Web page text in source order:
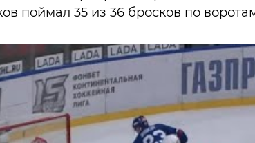
поймал 35 из 36 бросков по